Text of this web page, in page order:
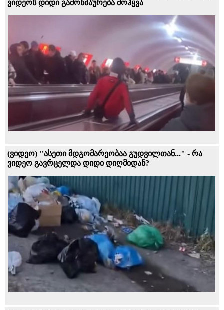
ვიდეოს დიდი გამოხმაურება მოჰყვა
(ვიდეო) "ასეთი მდგომარეობაა გუდვილთან..." - რა
ვიდეო გავრცელდა დიდი დიღმიდან?